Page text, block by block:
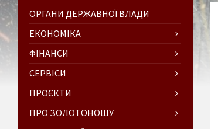
ОРГАНИ ДЕРЖАВНОЇ ВЛАДИ
ЕКОНОМІКА
ФІНАНСИ
СЕРВІСИ
ПРОЄКТИ
ПРО ЗОЛОТОНОШУ